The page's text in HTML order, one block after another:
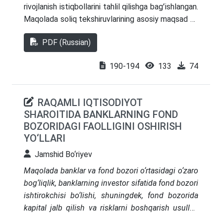
rivojlanish istiqbollarini tahlil qilishga bagʻishlangan.
Maqolada soliq tekshiruvlarining asosiy maqsad va
vazifalari, ularning byudjet uchun ijobiy va salbiy
oqibatlari muhokama qilinadi. Soliq
soliq intizomini yaxshilash va yashirin iqtisodiyotga
maʼmuriy xarajatlar bilan bogʻliq muammolar, biznes
muhitiga mumkin boʻlgan salbiy taʼsirlar va
samarasiz tekshirishlar natijasida yuzaga keladigan
xavflar muhokama qilinadi. Soliq nazorati
sohasidagi joriy tendensiyalar, jumladan,
jarayonlarni avtomatlashtirish va katta
maʼlumotlarni tahlil qilish texnologiyalaridan
foydalanish tahlil qilinadi. Xulosa oʻrnida, soliq
tekshiruvi tizimini takomillashtirishning asosiy
PDF (Russian)
190-194 133 74
RAQAMLI IQTISODIYOT
SHAROITIDA BANKLARNING FOND
BOZORIDAGI FAOLLIGINI OSHIRISH
YO‘LLARI
Jamshid Bo‘riyev
Maqolada banklar va fond bozori o‘rtasidagi o‘zaro
bog‘liqlik, banklarning investor sifatida fond bozori
ishtirokchisi bo‘lishi, shuningdek, fond bozorida
kapital jalb qilish va risklarni boshqarish usullari